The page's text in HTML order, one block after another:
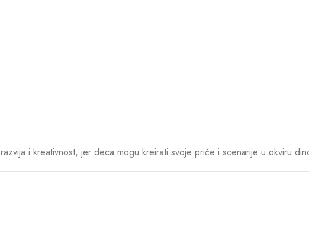
i kreativnost, jer deca mogu kreirati svoje priče i scenarije u okviru